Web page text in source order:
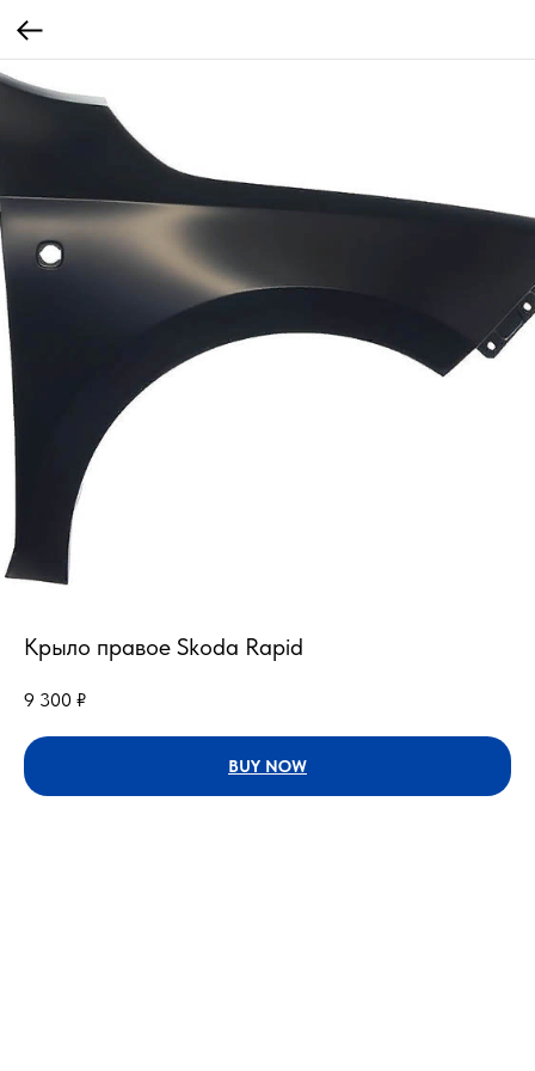
Крыло правое Skoda Rapid
9 300 ₽
BUY NOW